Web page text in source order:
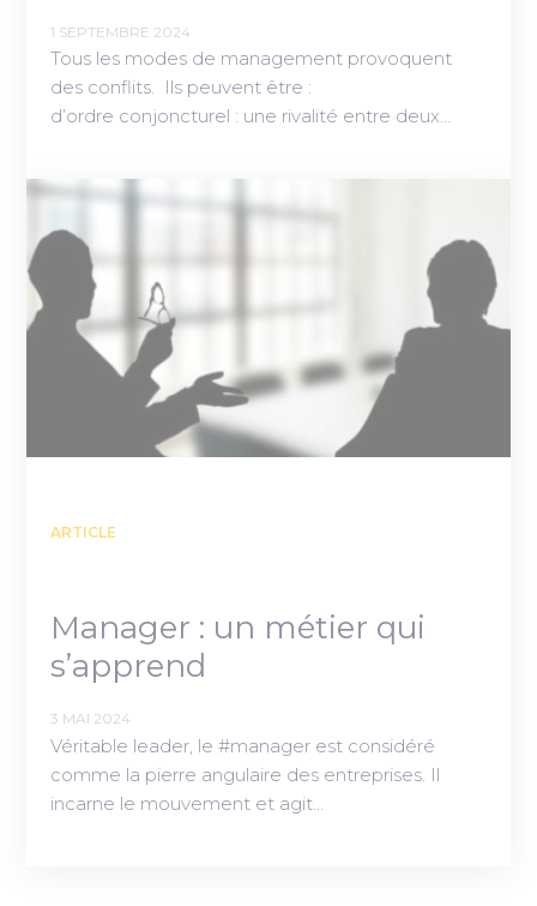
1 SEPTEMBRE 2024
Tous les modes de management provoquent
des conflits. Ils peuvent être :
d’ordre conjoncturel : une rivalité entre deux…
ARTICLE
Manager : un métier qui
s’apprend
3 MAI 2024
Véritable leader, le #manager est considéré
comme la pierre angulaire des entreprises. Il
incarne le mouvement et agit…